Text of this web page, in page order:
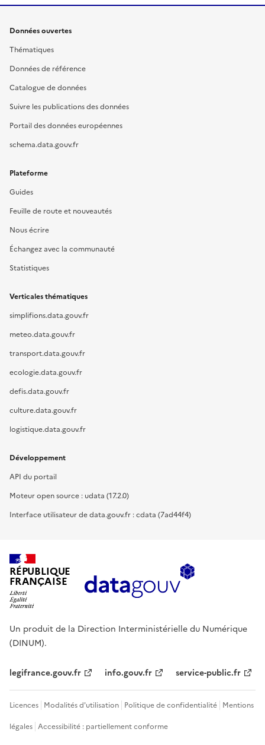
Données ouvertes
Thématiques
Données de référence
Catalogue de données
Suivre les publications des données
Portail des données européennes
schema.data.gouv.fr
Plateforme
Guides
Feuille de route et nouveautés
Nous écrire
Échangez avec la communauté
Statistiques
Verticales thématiques
simplifions.data.gouv.fr
meteo.data.gouv.fr
transport.data.gouv.fr
ecologie.data.gouv.fr
defis.data.gouv.fr
culture.data.gouv.fr
logistique.data.gouv.fr
Développement
API du portail
Moteur open source : udata (17.2.0)
Interface utilisateur de data.gouv.fr : cdata (7ad44f4)
RÉPUBLIQUE
FRANÇAISE
Un produit de la Direction Interministérielle du Numérique
(DINUM).
legifrance.gouv.fr info.gouv.fr service-public.fr
Licences Modalités d'utilisation Politique de confidentialité Mentions
légales Accessibilité : partiellement conforme